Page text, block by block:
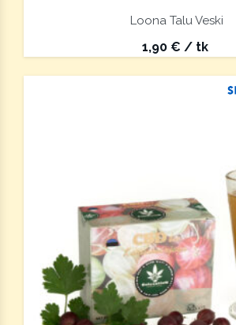
Loona Talu Veski
1,90 € / tk